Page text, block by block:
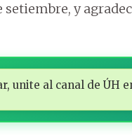
y
unite al canal de ÚH